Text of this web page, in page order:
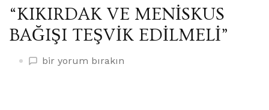
“KIKIRDAK VE MENİSKUS
BAĞIŞI TEŞVİK EDİLMELİ”
“KIKIRDAK
bir yorum bırakın